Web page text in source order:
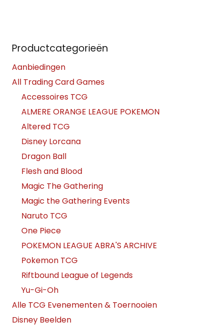
Productcategorieën
Aanbiedingen
All Trading Card Games
Accessoires TCG
ALMERE ORANGE LEAGUE POKEMON
Altered TCG
Disney Lorcana
Dragon Ball
Flesh and Blood
Magic The Gathering
Magic the Gathering Events
Naruto TCG
One Piece
POKEMON LEAGUE ABRA'S ARCHIVE
Pokemon TCG
Riftbound League of Legends
Yu-Gi-Oh
Alle TCG Evenementen & Toernooien
Disney Beelden